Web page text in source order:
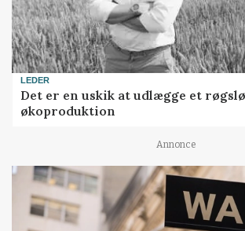
LEDER
Det er en uskik at udlægge et
økoproduktion
Annonce